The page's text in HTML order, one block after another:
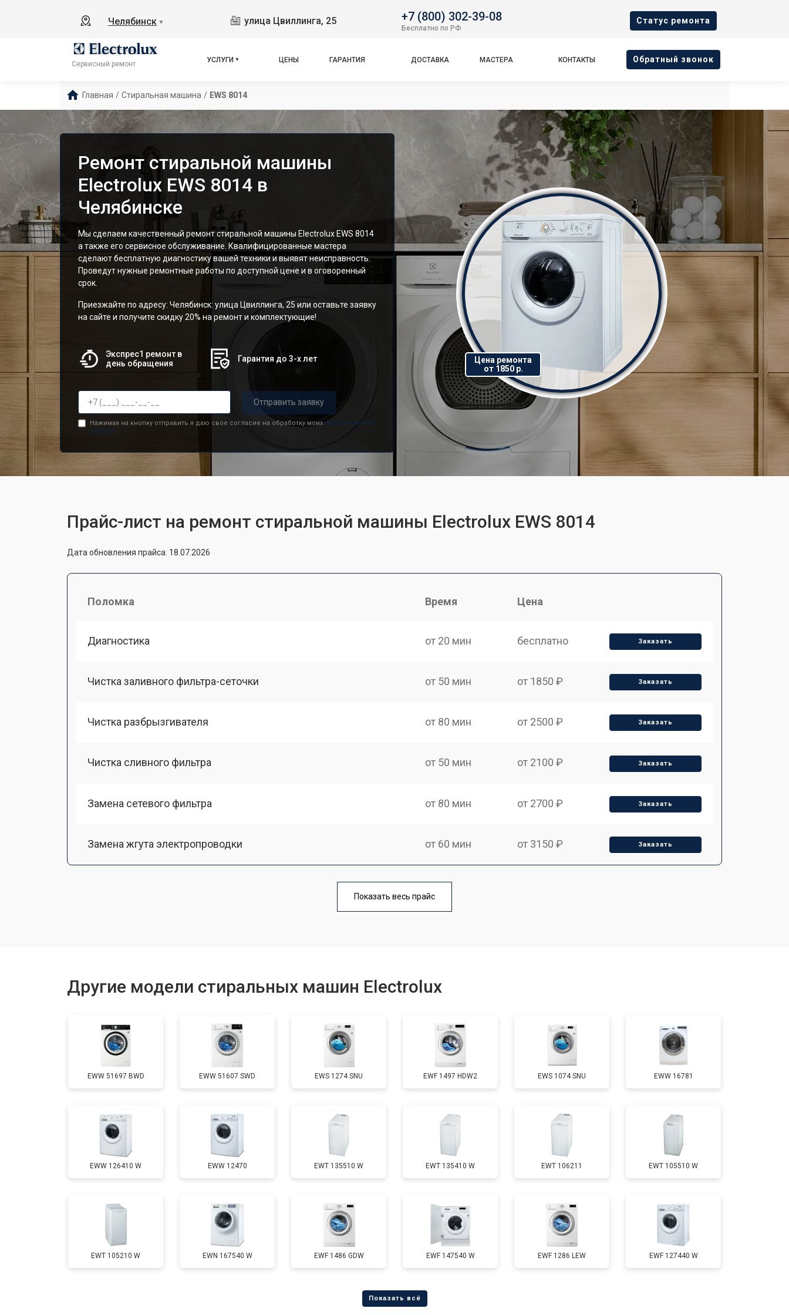
Челябинск ▼ улица Цвиллинга, 25 +7 (800) 302-39-08
Бесплатно по РФ
Cтатус ремонта
Сервисный ремонт
УСЛУГИ ЦЕНЫ ГАРАНТИЯ ДОСТАВКА МАСТЕРА КОНТАКТЫ Oбратный звонок
Главная / Стиральная машина / EWS 8014
Ремонт стиральной машины
Electrolux EWS 8014 в
Челябинске
Мы сделаем качественный ремонт стиральной машины Electrolux EWS 8014
а также его сервисное обслуживание. Квалифицированные мастера
сделают бесплатную диагностику вашей техники и выявят неисправность.
Проведут нужные ремонтные работы по доступной цене и в оговоренный
срок.
Приезжайте по адресу: Челябинск: улица Цвиллинга, 25 или оставьте заявку
на сайте и получите скидку 20% на ремонт и комплектующие!
Экспрес1 ремонт в
день обращения
Гарантия до 3-х лет
Отправить заявку
Нажимая на кнопку отправить я даю свое согласие на обработку моих персональных
данных.
Цена ремонта
от 1850 р.
Прайс-лист на ремонт стиральной машины Electrolux EWS 8014
Дата обновления прайса: 18.07.2026
Поломка Время Цена
Диагностика от 20 мин бесплатно Заказать
Чистка заливного фильтра-сеточки от 50 мин от 1850 ₽ Заказать
Чистка разбрызгивателя от 80 мин от 2500 ₽ Заказать
Чистка сливного фильтра от 50 мин от 2100 ₽ Заказать
Замена сетевого фильтра от 80 мин от 2700 ₽ Заказать
Замена жгута электропроводки от 60 мин от 3150 ₽ Заказать
от 100 мин
Замена шторок барабана от 100 мин от 3650 ₽ Заказать
Замена селектора программ от 70 мин от 3700 ₽ Заказать
Ремонт аквастопа от 110 мин от 4200 ₽
Замена опоры бака от 60 мин от 2800 ₽ Заказать
Замена бака от 100 мин от 3450 ₽ Заказать
Замена нижнего противовеса от 60 мин от 3450 ₽
от 80 мин
Показать весь прайс
Другие модели стиральных машин Electrolux
EWW 51697 BWD EWW 51607 SWD EWS 1274 SNU EWF 1497 HDW2 EWS 1074 SNU EWW 16781
EWW 126410 W EWW 12470 EWT 135510 W EWT 135410 W EWT 106211 EWT 105510 W
EWT 105210 W EWN 167540 W EWF 1486 GDW EWF 147540 W EWF 1286 LEW EWF 127440 W